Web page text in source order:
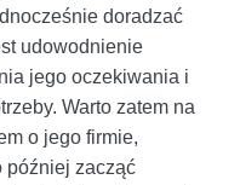
doradzać
udowodnienie
jego oczekiwania i
Warto zatem na
o jego firmie,
później zacząć